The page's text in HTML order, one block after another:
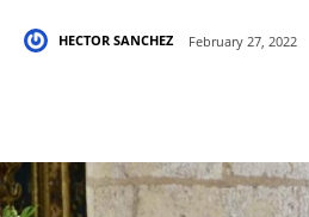
HECTOR SANCHEZ February 27, 2022